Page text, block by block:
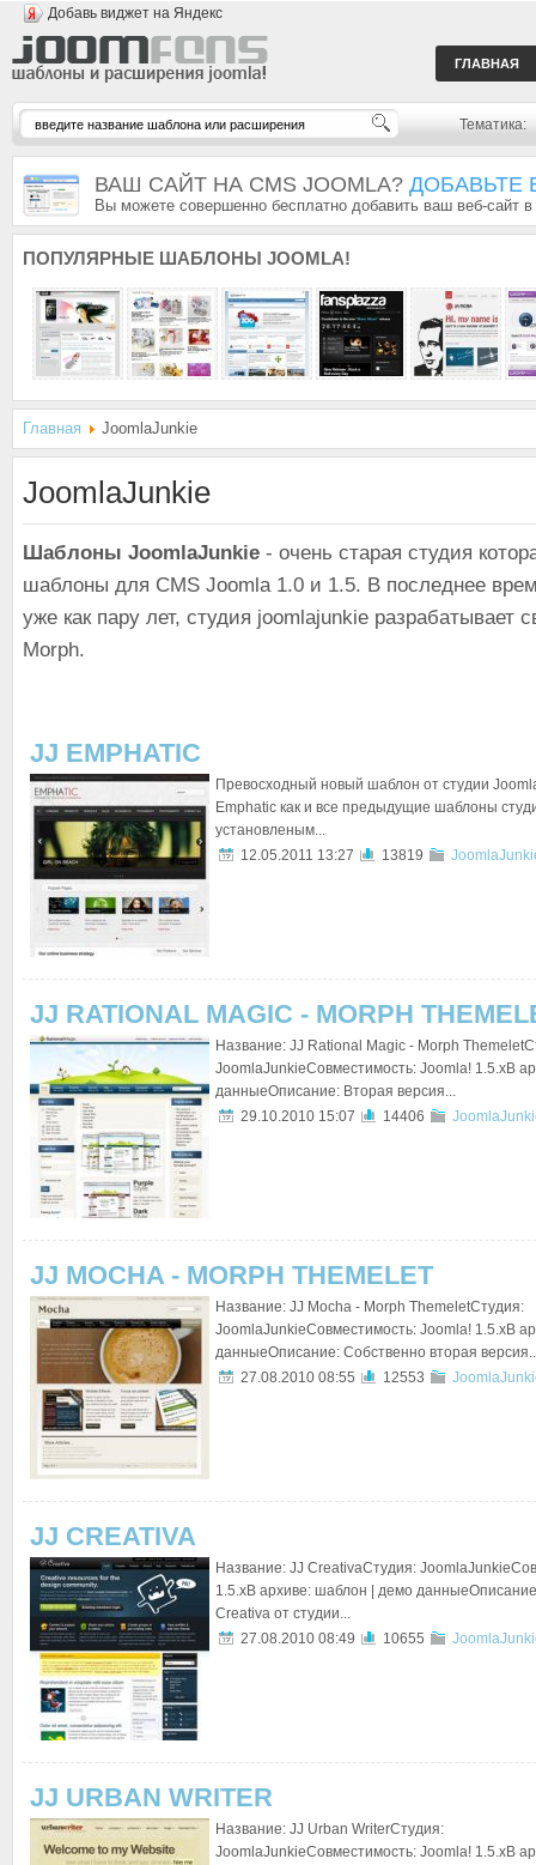
Добавь виджет на Яндекс
ГЛАВНАЯ
Тематика:
ВАШ САЙТ НА CMS JOOMLA? ДОБАВЬТЕ
Вы можете совершенно бесплатно добавить ваш веб-сайт
ПОПУЛЯРНЫЕ ШАБЛОНЫ JOOMLA!
Главная JoomlaJunkie
JoomlaJunkie
Шаблоны JoomlaJunkie - очень cтарая студия
шаблоны для CMS Joomla 1.0 и 1.5. В последнее
уже как пару лет, студия joomlajunkie разрабатывает
Morph.
JJ EMPHATIC
Превосходный новый шаблон от студии
Emphatic как и все предыдущие шаблоны
установленым...
12.05.2011 13:27
13819
JJ RATIONAL MAGIC - MORPH
Название: JJ Rational Magic - Morph
JoomlaJunkieСовместимость: Joomla! 1.5.xВ
данныеОписание: Вторая версия...
29.10.2010 15:07
14406
JJ MOCHA - MORPH THEMELET
Название: JJ Mocha - Morph ThemeletСтудия:
JoomlaJunkieСовместимость: Joomla! 1.5.xВ
данныеОписание: Собственно вторая
27.08.2010 08:55
12553
JJ CREATIVA
Название: JJ CreativaСтудия:
1.5.xВ архиве: шаблон | демо
Creativa от студии...
27.08.2010 08:49
10655
JJ URBAN WRITER
Название: JJ Urban WriterСтудия:
JoomlaJunkieСовместимость: Joomla! 1.5.xВ